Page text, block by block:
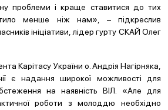
проблеми і краще ставитися до тих
менше ніж нам», – підкреслив
ініціативи, лідер гурту СКАЙ Олег
Карітасу України о. Андрія Нагірняка,
є надання широкої можливості для
на наявність ВІЛ. «Але для
роботи з молоддю необхідно